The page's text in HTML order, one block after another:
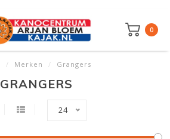
0
/ Merken / Grangers
GRANGERS
24